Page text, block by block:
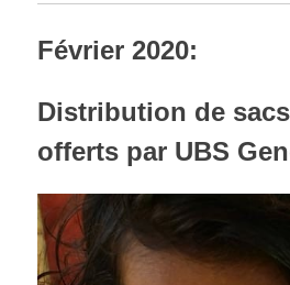
Février 2020:
Distribution de
offerts par UBS